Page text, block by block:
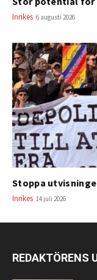
Inrikes 6 augusti 2026
Stoppa
Inrikes 14 juli 2026
REDAKTÖRENS